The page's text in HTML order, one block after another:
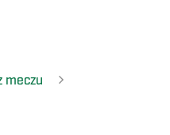
meczu